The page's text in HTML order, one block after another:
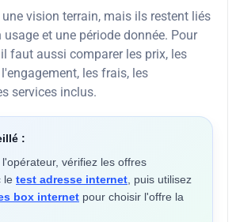
vision terrain, mais ils restent liés
et une période donnée. Pour
faut aussi comparer les prix, les
les frais, les
services inclus.
:
vérifiez les offres
le test adresse internet
box internet